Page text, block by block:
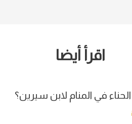
اقرأ أيضا
في المنام لابن سيرين؟